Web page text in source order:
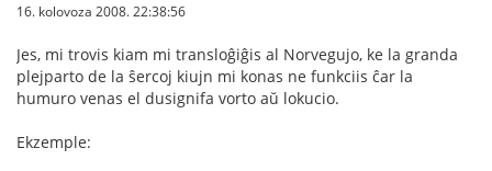
16. kolovoza 2008. 22:38:56
Jes, mi trovis kiam mi transloĝiĝis al Norvegujo, ke la granda
plejparto de la ŝercoj kiujn mi konas ne funkciis ĉar la
humuro venas el dusignifa vorto aŭ lokucio.
Ekzemple: